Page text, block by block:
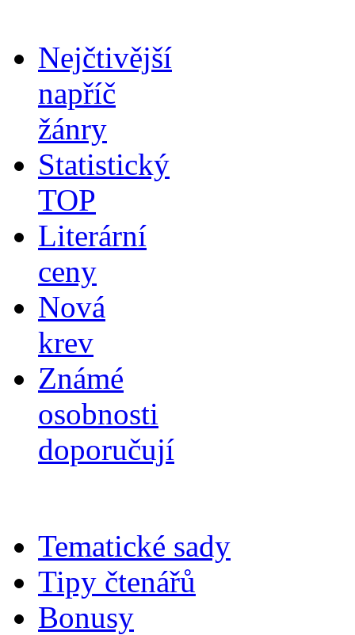
Nejčtivější
napříč
žánry
Statistický
TOP
Literární
ceny
Nová
krev
Známé
osobnosti
doporučují
Tematické sady
Tipy čtenářů
Bonusy